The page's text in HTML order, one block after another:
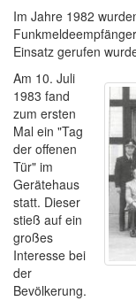
Im Jahre 1982
Einsatz gerufen
Am 10. Juli
1983 fand
zum ersten
Mal ein "Tag
der offenen
Tür" im
Gerätehaus
statt. Dieser
stieß auf ein
großes
Interesse bei
der
Bevölkerung.